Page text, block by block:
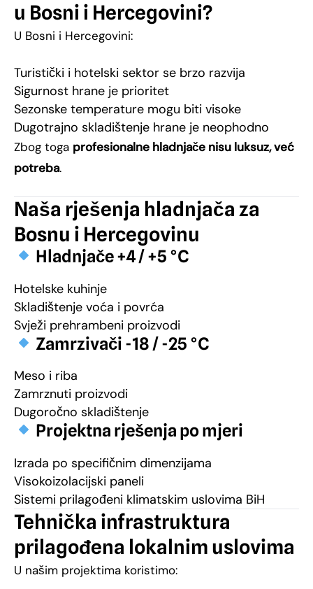
u Bosni i Hercegovini?
U Bosni i Hercegovini:
Turistički i hotelski sektor se brzo razvija
Sigurnost hrane je prioritet
Sezonske temperature mogu biti visoke
Dugotrajno skladištenje hrane je neophodno
Zbog toga profesionalne hladnjače nisu luksuz, već
potreba.
Naša rješenja hladnjača za
Bosnu i Hercegovinu
Hladnjače +4 / +5 °C
Hotelske kuhinje
Skladištenje voća i povrća
Svježi prehrambeni proizvodi
Zamrzivači -18 / -25 °C
Meso i riba
Zamrznuti proizvodi
Dugoročno skladištenje
Projektna rješenja po mjeri
Izrada po specifičnim dimenzijama
Visokoizolacijski paneli
Sistemi prilagođeni klimatskim uslovima BiH
Tehnička infrastruktura
prilagođena lokalnim uslovima
U našim projektima koristimo: